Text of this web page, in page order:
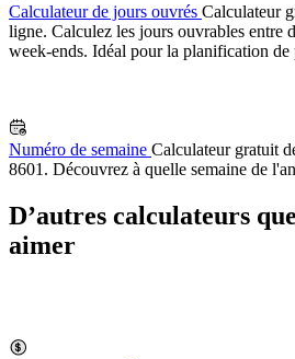
Calculateur de jours ouvrés Calculateur
ligne. Calculez les jours ouvrables entre
week-ends. Idéal pour la planification de
Numéro de semaine Calculateur gratuit
8601. Découvrez à quelle semaine de
D’autres calculateurs
aimer